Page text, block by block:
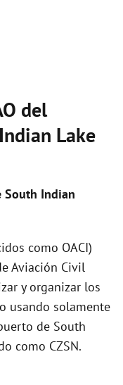
del
Lake
South Indian
como OACI)
Aviación Civil
y organizar los
usando solamente
de South
como CZSN.